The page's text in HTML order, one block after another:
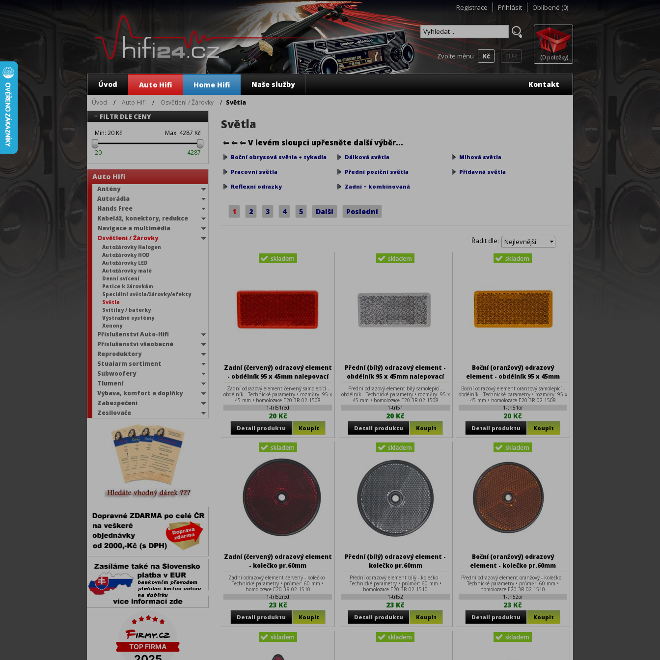
Registrace Přihlásit
(0 položky)
Oblíbené (0)
Úvod Auto Hifi Home Hifi Naše služby Kontakt
Zvolte měnu Kč EUR
Úvod / Auto Hifi / Osvětlení / Žárovky / Světla
FILTR DLE CENY
Min: 20 Kč Max: 4287 Kč
20 4287
Auto Hifi
Antény
Autorádia
Hands Free
Kabeláž, konektory, redukce
Navigace a multimédia
Osvětlení / Žárovky
Autožárovky Halogen
Autožárovky HOD
Autožárovky LED
Autožárovky malé
Denní svícení
Patice k žárovkám
Speciální světla/žárovky/efekty
Světla
Svítilny / baterky
Výstražné systémy
Xenony
Příslušenství Auto-Hifi
Příslušenství všeobecné
Reproduktory
Stualarm sortiment
Subwoofery
Tlumení
Výbava, komfort a doplňky
Zabezpečení
Zesilovače
Světla
⇐ ⇐ ⇐ V levém sloupci upřesněte další výběr...
Boční obrysová světla + tykadla Dálková světla
Mlhová světla
Pracovní světla
Přední poziční světla
Přídavná světla
Reflexní odrazky
Zadní + kombinovaná
1 2 3 4 5 Další Poslední
Řadit dle: Nejlevnější
Zadní (červený) odrazový element
- obdélník 95 x 45mm nalepovací
Zadní odrazový element červený samolepící -
obdélník Technické parametry • rozměry: 95 x
45 mm • homologace E20 3R-02 1508
1-trl51red
20 Kč
Přední (bílý) odrazový element -
obdélník 95 x 45mm nalepovací
Přední odrazový element bílý samolepící -
obdélník Technické parametry • rozměry: 95 x
45 mm • homologace E20 3R-02 1508
1-trl51
20 Kč
Boční (oranžový) odrazový
element - obdélník 95 x 45mm
nalepovací
Boční odrazový element oranžový samolepící -
obdélník Technické parametry • rozměry: 95 x
45 mm • homologace E20 3R-02 1508
1-trl51or
20 Kč
Zadní (červený) odrazový element
- kolečko pr.60mm
Zadní odrazový element červený - kolečko
Technické parametry • průměr: 60 mm •
homologace E20 3R-02 1510
1-trl52red
23 Kč
Přední (bílý) odrazový element -
kolečko pr.60mm
Přední odrazový element bílý - kolečko
Technické parametry • průměr: 60 mm •
homologace E20 3R-02 1510
1-trl52
23 Kč
Boční (oranžový) odrazový
element - kolečko pr.60mm
Přední odrazový element oranžový - kolečko
Technické parametry • průměr: 60 mm •
homologace E20 3R-02 1510
1-trl52or
23 Kč